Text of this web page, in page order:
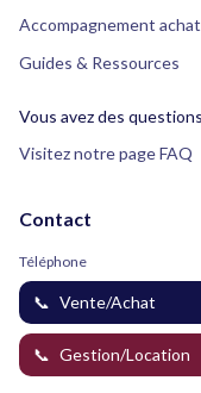
Accompagnement achat
Guides & Ressources
Vous avez des
Visitez notre page FAQ
Contact
Téléphone
📞 Vente/Achat
📞 Gestion/Location